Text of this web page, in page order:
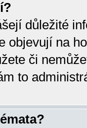
důležité
objevují na
či
to